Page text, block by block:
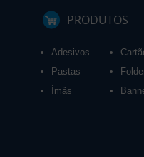
PRODUTOS
Adesivos
Pastas
Ímãs